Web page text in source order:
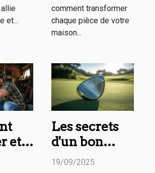
et...
comment transformer
chaque pièce de votre
maison...
et
Les secrets
d'un bon
wedge
19/09/2025